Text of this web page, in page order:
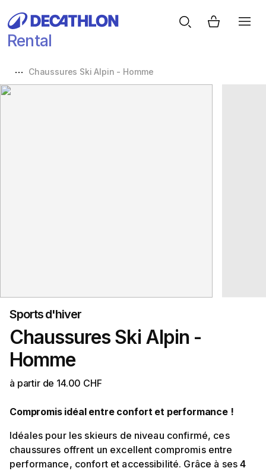
Rental
Chaussures Ski Alpin - Homme
Sports d'hiver
Chaussures Ski Alpin -
Homme
à partir de 14.00 CHF
Compromis idéal entre confort et performance !
Idéales pour les skieurs de niveau confirmé, ces
chaussures offrent un excellent compromis entre
performance, confort et accessibilité. Grâce à ses4